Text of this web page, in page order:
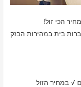
הכי זול!
בית במהירות הבזק
√ במחיר הזול